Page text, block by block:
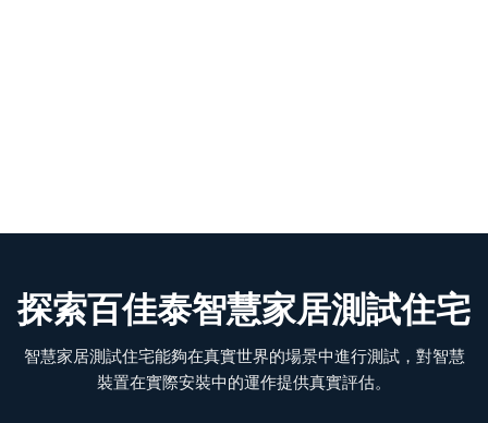
探索百佳泰智慧家居測試住宅
智慧家居測試住宅能夠在真實世界的場景中進行測試，對智慧
裝置在實際安裝中的運作提供真實評估。